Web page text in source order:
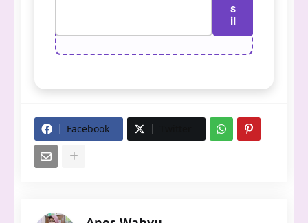
s
il
Facebook